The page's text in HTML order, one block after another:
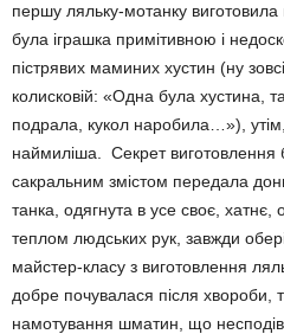
першу ляльку-мотанку виготовила
була іграшка примі­тивною і
пістрявих мами­них хустин (ну
колисковій: «Одна була хустина,
подрала, ку­кол наробила…»),
найми­ліша. Секрет виготовлення
сак­ральним змістом передала
танка, одягнута в усе своє, хатнє,
теплом людських рук, завжди
майстер-класу з виго­товлення
добре почувалася після хвороби,
намотування шма­тин, що